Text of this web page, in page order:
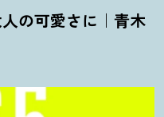
の可愛さに｜青木